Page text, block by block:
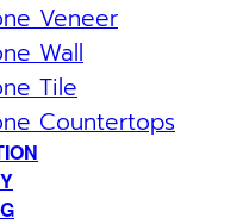
Veneer
Wall
Tile
Countertops